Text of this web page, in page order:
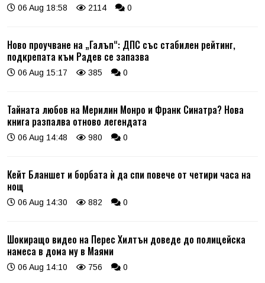
06 Aug 18:58 2114 0
Ново проучване на „Галъп“: ДПС със стабилен рейтинг,
подкрепата към Радев се запазва
06 Aug 15:17 385 0
Тайната любов на Мерилин Монро и Франк Синатра? Нова
книга разпалва отново легендата
06 Aug 14:48 980 0
Кейт Бланшет и борбата ѝ да спи повече от четири часа на
нощ
06 Aug 14:30 882 0
Шокиращо видео на Перес Хилтън доведе до полицейска
намеса в дома му в Маями
06 Aug 14:10 756 0